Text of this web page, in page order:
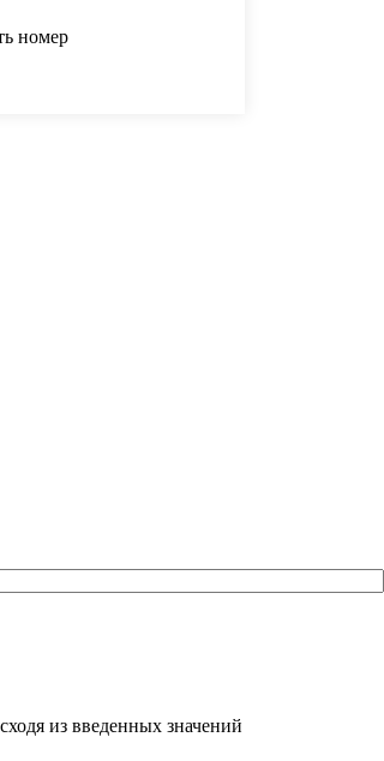
номер
из введенных значений